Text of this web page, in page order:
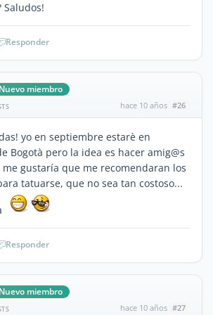
Responder
Nuevo miembro
hace 10 años #26
yo en septiembre estarè en
Bogotà pero la idea es hacer amig@s
gustaría que me recomendaran los
tatuarse, que no sea tan costoso...
Responder
Nuevo miembro
hace 10 años #27